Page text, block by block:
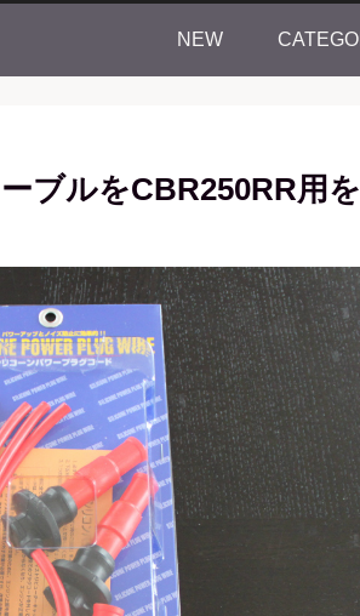
NEW
ブルをCBR250RR用